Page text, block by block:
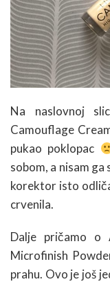
Na naslovnoj
Camouflage
pukao poklopac
sobom, a nisam
korektor isto
crvenila.
Dalje pričamo o
Microfinish
prahu. Ovo je još